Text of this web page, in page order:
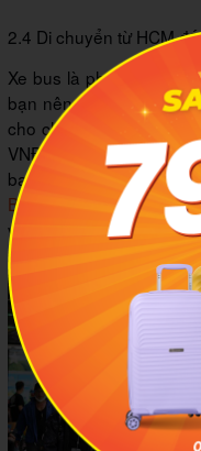
2.4 Di chuyển từ HCM
Xe bus là phương tiện
bạn nên cân nhắc lựa
cho chuyến du lịch.
VNĐ - 25.000 VNĐ/
bạn cần nghiên cứu kỹ
Bình Dương
chính xác
và các trạm đưa đón